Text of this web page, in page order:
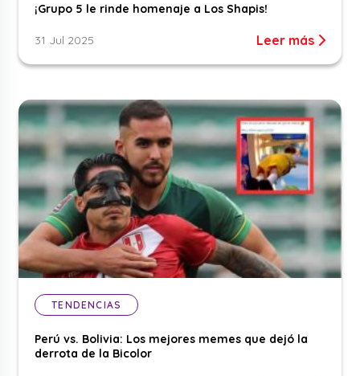
¡Grupo 5 le rinde homenaje a Los Shapis!
31 Jul 2025 Leer más
TENDENCIAS
Perú vs. Bolivia: Los mejores memes que dejó la
derrota de la Bicolor